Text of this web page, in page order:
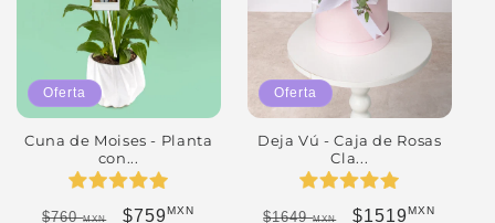
Oferta
Cuna de Moises - Planta
con...
Precio habitual
$760MXN Precio de oferta
$759MXN
Oferta
Deja Vú - Caja de Rosas
Cla...
Precio habitual
$1649MXN Precio de oferta
$1519MXN